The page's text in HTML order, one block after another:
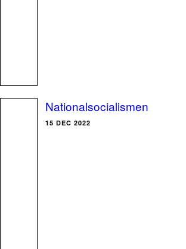
Nationalsocialismen
15 DEC 2022